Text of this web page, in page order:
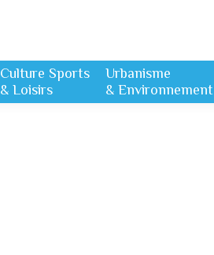
Culture Sports
& Loisirs
Urbanisme
& Environnement